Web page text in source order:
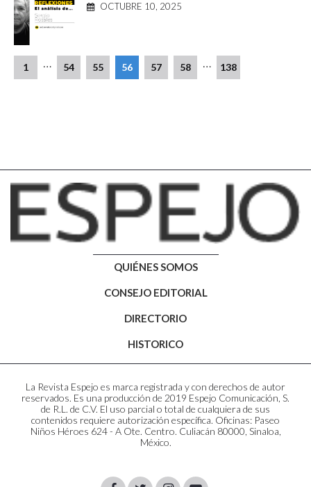
OCTUBRE 10, 2025
1 … 54 55 56 57 58 … 138
QUIÉNES SOMOS
CONSEJO EDITORIAL
DIRECTORIO
HISTORICO
La Revista Espejo es marca registrada y con derechos de autor
reservados. Es una producción de 2019 Espejo Comunicación, S.
de R.L. de C.V. El uso parcial o total de cualquiera de sus
contenidos requiere autorización específica. Oficinas: Paseo
Niños Héroes 624 - A Ote. Centro. Culiacán 80000, Sinaloa,
México.